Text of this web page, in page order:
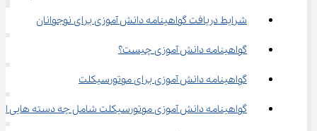
شرایط دریافت گواهینامه دانش آموزی برای نوجوانان
گواهینامه دانش آموزی چیست؟
گواهینامه دانش آموزی برای موتورسیکلت
گواهینامه دانش آموزی موتورسیکلت شامل چه دسته‌ هایی است